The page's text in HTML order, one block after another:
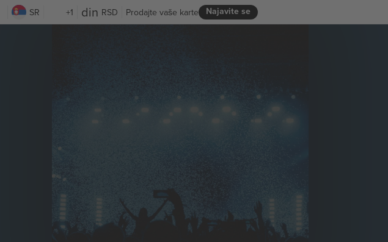
SR +1 RSD Najavite se
Prodajte vaše karte